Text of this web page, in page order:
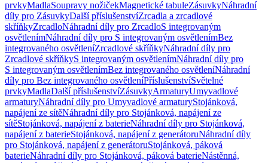
prvkyMadlaSoupravy nožičekMagnetické tabuleZásuvkyNáhradní
díly pro ZásuvkyDalší příslušenstvíZrcadla a zrcadlové
skříňkyZrcadloNáhradní díly pro ZrcadloS integrovaným
osvětlenímNáhradní díly pro S integrovaným osvětlenímBez
integrovaného osvětleníZrcadlové skříňkyNáhradní díly pro
Zrcadlové skříňkyS integrovaným osvětlenímNáhradní díly pro
S integrovaným osvětlenímBez integrovaného osvětleníNáhradní
díly pro Bez integrovaného osvětleníPříslušenstvíSvětelné
prvkyMadlaDalší příslušenstvíZásuvkyArmaturyUmyvadlové
armaturyNáhradní díly pro Umyvadlové armaturyStojánková,
napájení ze sítěNáhradní díly pro Stojánková, napájení ze
sítěStojánková, napájení z baterieNáhradní díly pro Stojánková,
napájení z baterieStojánková, napájení z generátoruNáhradní díly
pro Stojánková, napájení z generátoruStojánková, páková
baterieNáhradní díly pro Stojánková, páková baterieNástěnná,